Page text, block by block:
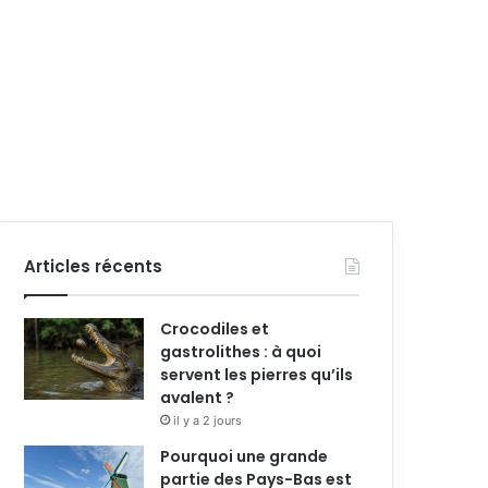
Articles récents
Crocodiles et
gastrolithes : à quoi
servent les pierres qu’ils
avalent ?
il y a 2 jours
Pourquoi une grande
partie des Pays-Bas est